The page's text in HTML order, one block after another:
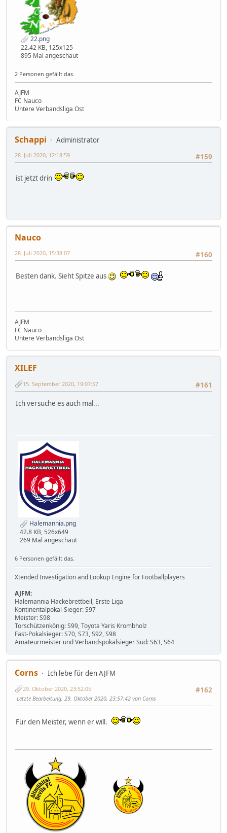
22.png
22.42 KB, 125x125
895 Mal angeschaut
2 Personen gefällt das.
AJFM
FC Nauco
Untere Verbandsliga Ost
Schappi
Administrator
#159
28. Juli 2020, 12:18:59
ist jetzt drin
Nauco
#160
28. Juli 2020, 15:38:07
Besten dank. Sieht Spitze aus
AJFM
FC Nauco
Untere Verbandsliga Ost
XILEF
#161
15. September 2020, 19:07:57
Ich versuche es auch mal...
Halemannia.png
42.8 KB, 526x649
269 Mal angeschaut
6 Personen gefällt das.
Xtended Investigation and Lookup Engine for Footballplayers
AJFM:
Halemannia Hackebrettbeil, Erste Liga
Kontinentalpokal-Sieger: S97
Meister: S98
Torschützenkönig: S99, Toyota Yaris Krombholz
Fast-Pokalsieger: S70, S73, S92, S98
Amateurmeister und Verbandspokalsieger Süd: S63, S64
Corns
Ich lebe für den AJFM
#162
29. Oktober 2020, 23:52:05
Letzte Bearbeitung: 29. Oktober 2020, 23:57:42 von Corns
Für den Meister, wenn er will.